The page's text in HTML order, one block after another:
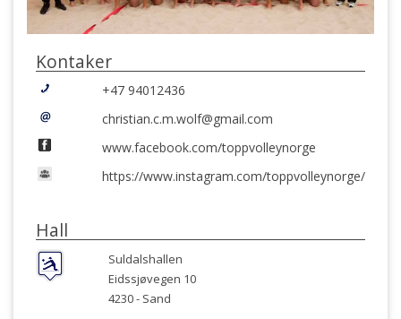
Kontaker
+47 94012436
christian.c.m.wolf@gmail.com
www.facebook.com/toppvolleynorge
https://www.instagram.com/toppvolleynorge/
Hall
Suldalshallen
Eidssjøvegen 10
4230 - Sand